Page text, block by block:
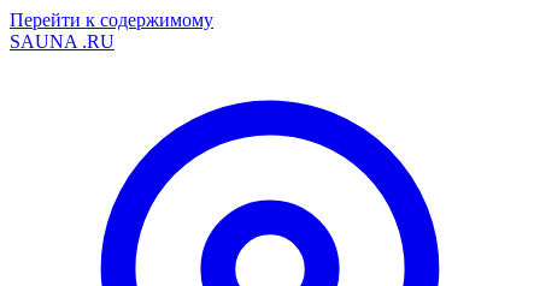
Перейти к содержимому
SAUNA .RU